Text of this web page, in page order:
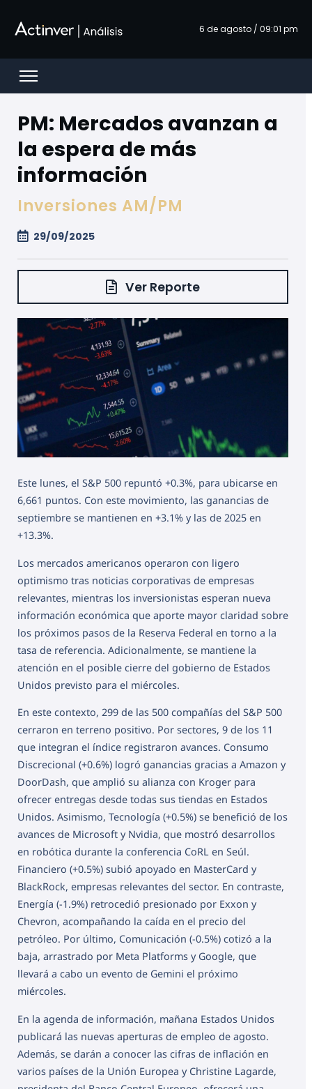
6 de agosto / 09:01 pm
Open menu
PM: Mercados avanzan a
la espera de más
información
Inversiones AM/PM
29/09/2025
Ver Reporte
Este lunes, el S&P 500 repuntó +0.3%, para ubicarse en
6,661 puntos. Con este movimiento, las ganancias de
septiembre se mantienen en +3.1% y las de 2025 en
+13.3%.
Los mercados americanos operaron con ligero
optimismo tras noticias corporativas de empresas
relevantes, mientras los inversionistas esperan nueva
información económica que aporte mayor claridad sobre
los próximos pasos de la Reserva Federal en torno a la
tasa de referencia. Adicionalmente, se mantiene la
atención en el posible cierre del gobierno de Estados
Unidos previsto para el miércoles.
En este contexto, 299 de las 500 compañías del S&P 500
cerraron en terreno positivo. Por sectores, 9 de los 11
que integran el índice registraron avances. Consumo
Discrecional (+0.6%) logró ganancias gracias a Amazon y
DoorDash, que amplió su alianza con Kroger para
ofrecer entregas desde todas sus tiendas en Estados
Unidos. Asimismo, Tecnología (+0.5%) se benefició de los
avances de Microsoft y Nvidia, que mostró desarrollos
en robótica durante la conferencia CoRL en Seúl.
Financiero (+0.5%) subió apoyado en MasterCard y
BlackRock, empresas relevantes del sector. En contraste,
Energía (-1.9%) retrocedió presionado por Exxon y
Chevron, acompañando la caída en el precio del
petróleo. Por último, Comunicación (-0.5%) cotizó a la
baja, arrastrado por Meta Platforms y Google, que
llevará a cabo un evento de Gemini el próximo
miércoles.
En la agenda de información, mañana Estados Unidos
publicará las nuevas aperturas de empleo de agosto.
Además, se darán a conocer las cifras de inflación en
varios países de la Unión Europea y Christine Lagarde,